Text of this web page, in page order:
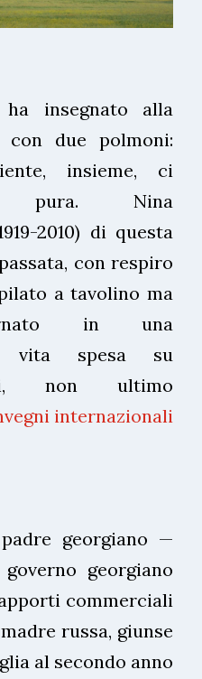
insegnato alla
con due polmoni:
insieme, ci
pura. Nina
2010) di questa
con respiro
a tavolino ma
in una
vita spesa su
non ultimo
internazionali
georgiano —
georgiano
commerciali
russa, giunse
al secondo anno